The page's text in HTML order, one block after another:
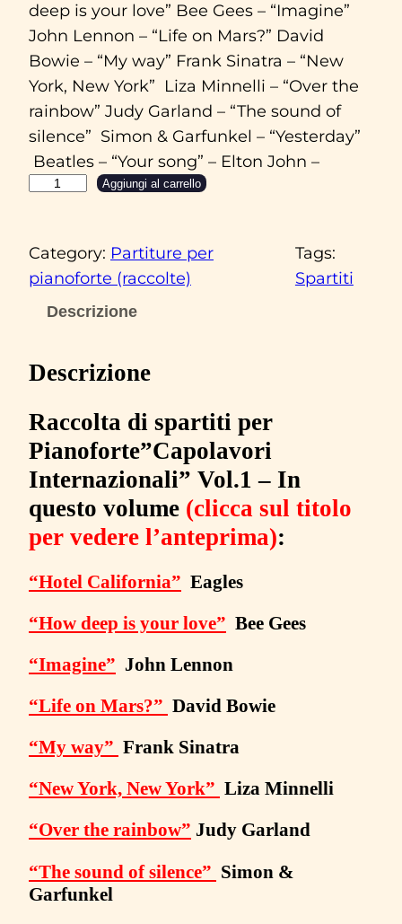
deep is your love” Bee Gees – “Imagine”
John Lennon – “Life on Mars?” David
Bowie – “My way” Frank Sinatra – “New
York, New York” Liza Minnelli – “Over the
rainbow” Judy Garland – “The sound of
silence” Simon & Garfunkel – “Yesterday”
Beatles – “Your song” – Elton John –
O
L
O
R
I
N
T
E
R
A
Z
I
O
A
L
V
l
.
1
Aggiungi al carrello
Category: Partiture per
pianoforte (raccolte)
Tags:
Spartiti
Descrizione
Descrizione
Raccolta di spartiti per
Pianoforte”Capolavori
Internazionali” Vol.1 – In
questo volume (clicca sul titolo
per vedere l’anteprima):
“Hotel California” Eagles
“How deep is your love” Bee Gees
“Imagine” John Lennon
“Life on Mars?” David Bowie
“My way” Frank Sinatra
“New York, New York” Liza Minnelli
“Over the rainbow” Judy Garland
“The sound of silence” Simon &
Garfunkel